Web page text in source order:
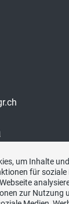
bei:um Inhalte
für soziale
zur Nutzung